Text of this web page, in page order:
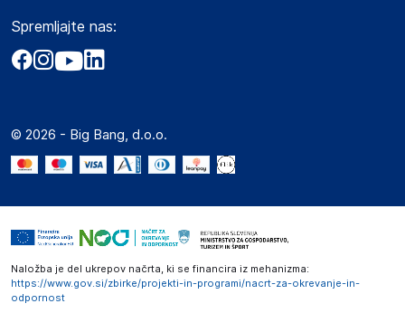
Obvestila za javnost
Akt o digitalnih storitvah
Marketplace za partnerje
Novosti
Zavarovanje izdelkov
Marketplace
Kako oddati naročilo?
Spremljajte nas:
© 2026 - Big Bang, d.o.o.
Naložba je del ukrepov načrta, ki se financira iz mehanizma:
https://www.gov.si/zbirke/projekti-in-programi/nacrt-za-okrevanje-in-
odpornost